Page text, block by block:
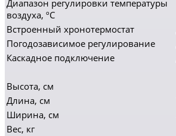
Диапазон регулировки температуры
воздуха, ºC
Встроенный хронотермостат
Погодозависимое регулирование
Каскадное подключение
Высота, см
Длина, см
Ширина, см
Вес, кг